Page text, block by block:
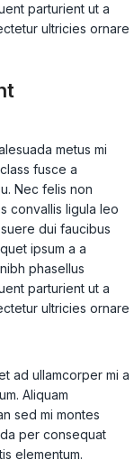
parturient ut a
ultricies ornare
metus mi
fusce a
Nec felis non
convallis ligula leo
dui faucibus
ipsum a a
phasellus
parturient ut a
ultricies ornare
ad ullamcorper mi a
Aliquam
sed mi montes
per consequat
elementum.